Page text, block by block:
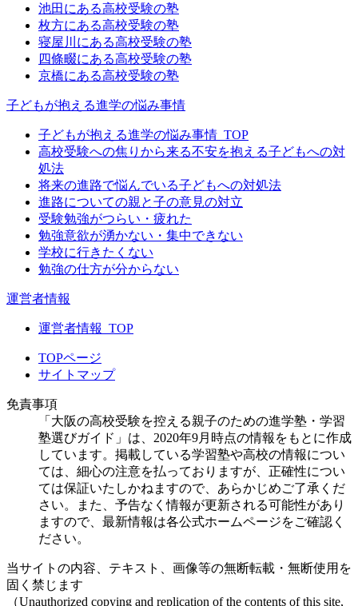
池田にある高校受験の塾
枚方にある高校受験の塾
寝屋川にある高校受験の塾
四條畷にある高校受験の塾
京橋にある高校受験の塾
子どもが抱える進学の悩み事情
子どもが抱える進学の悩み事情_TOP
高校受験への焦りから来る不安を抱える子どもへの対
処法
将来の進路で悩んでいる子どもへの対処法
進路についての親と子の意見の対立
受験勉強がつらい・疲れた
勉強意欲が湧かない・集中できない
学校に行きたくない
勉強の仕方が分からない
運営者情報
運営者情報_TOP
TOPページ
サイトマップ
免責事項
「大阪の高校受験を控える親子のための進学塾・学習
塾選びガイド」は、2020年9月時点の情報をもとに作成
しています。掲載している学習塾や高校の情報につい
ては、細心の注意を払っておりますが、正確性につい
ては保証いたしかねますので、あらかじめご了承くだ
さい。また、予告なく情報が更新される可能性があり
ますので、最新情報は各公式ホームページをご確認く
ださい。
当サイトの内容、テキスト、画像等の無断転載・無断使用を
固く禁じます
（Unauthorized copying and replication of the contents of this site,